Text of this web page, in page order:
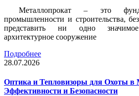
Металлопрокат – это
промышленности и строительства,
представить ни одно
архитектурное сооружение
Подробнее
28.07.2026
Оптика и Тепловизоры для Охоты
Эффективности и Безопасности